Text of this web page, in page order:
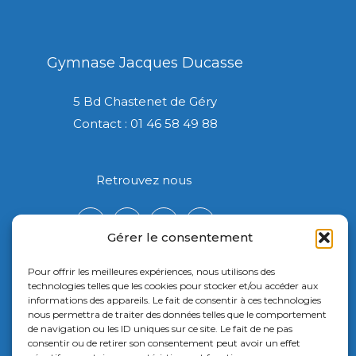
Gérer le consentement
Pour offrir les meilleures expériences, nous utilisons des
technologies telles que les cookies pour stocker et/ou accéder aux
informations des appareils. Le fait de consentir à ces technologies
nous permettra de traiter des données telles que le comportement
de navigation ou les ID uniques sur ce site. Le fait de ne pas
consentir ou de retirer son consentement peut avoir un effet
Gymnase Jacques Ducasse
5 Bd Chastenet de Géry
Contact : 01 46 58 49 88
Retrouvez nous